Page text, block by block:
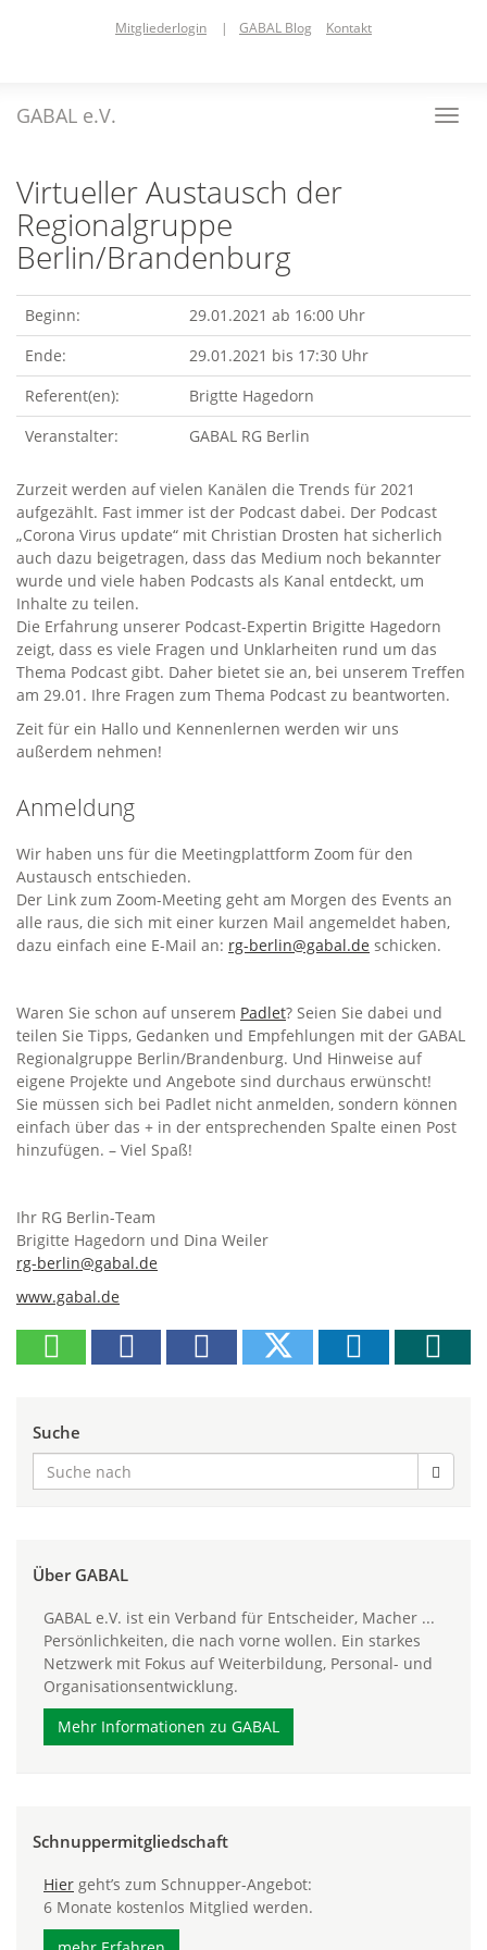
Mitgliederlogin | GABAL Blog Kontakt
GABAL e.V.
Virtueller Austausch der
Regionalgruppe
Berlin/Brandenburg
Beginn:
29.01.2021 ab 16:00 Uhr
Ende:
29.01.2021 bis 17:30 Uhr
Referent(en):
Brigtte Hagedorn
Veranstalter:
GABAL RG Berlin
Zurzeit werden auf vielen Kanälen die Trends für 2021
aufgezählt. Fast immer ist der Podcast dabei. Der Podcast
„Corona Virus update“ mit Christian Drosten hat sicherlich
auch dazu beigetragen, dass das Medium noch bekannter
wurde und viele haben Podcasts als Kanal entdeckt, um
Inhalte zu teilen.
Die Erfahrung unserer Podcast-Expertin Brigitte Hagedorn
zeigt, dass es viele Fragen und Unklarheiten rund um das
Thema Podcast gibt. Daher bietet sie an, bei unserem Treffen
am 29.01. Ihre Fragen zum Thema Podcast zu beantworten.
Zeit für ein Hallo und Kennenlernen werden wir uns
außerdem nehmen!
Anmeldung
Wir haben uns für die Meetingplattform Zoom für den
Austausch entschieden.
Der Link zum Zoom-Meeting geht am Morgen des Events an
alle raus, die sich mit einer kurzen Mail angemeldet haben,
dazu einfach eine E-Mail an: rg-berlin@gabal.de schicken.
Waren Sie schon auf unserem Padlet? Seien Sie dabei und
teilen Sie Tipps, Gedanken und Empfehlungen mit der GABAL
Regionalgruppe Berlin/Brandenburg. Und Hinweise auf
eigene Projekte und Angebote sind durchaus erwünscht!
Sie müssen sich bei Padlet nicht anmelden, sondern können
einfach über das + in der entsprechenden Spalte einen Post
hinzufügen. – Viel Spaß!
Ihr RG Berlin-Team
Brigitte Hagedorn und Dina Weiler
rg-berlin@gabal.de
www.gabal.de
Suche
Über GABAL
GABAL e.V. ist ein Verband für Entscheider, Macher ...
Persönlichkeiten, die nach vorne wollen. Ein starkes
Netzwerk mit Fokus auf Weiterbildung, Personal- und
Organisationsentwicklung.
Mehr Informationen zu GABAL
Schnuppermitgliedschaft
Hier geht’s zum Schnupper-Angebot:
6 Monate kostenlos Mitglied werden.